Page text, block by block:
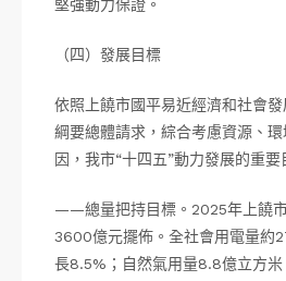
堅強動力保證。
（四）發展目標
依照上饒市國平易近經濟和社會發
綱要總體請求，綜合考慮資源、
因，我市“十四五”動力發展的重要
——總量把持目標。2025年上饒市
3600億元擺佈。全社會用電量約
長8.5%；自然氣用量8.8億立方